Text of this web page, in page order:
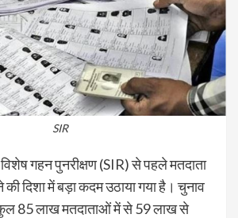
SIR
गहन पुनरीक्षण (SIR) से पहले मतदाता
दिशा में बड़ा कदम उठाया गया है। चुनाव
85 लाख मतदाताओं में से 59 लाख से